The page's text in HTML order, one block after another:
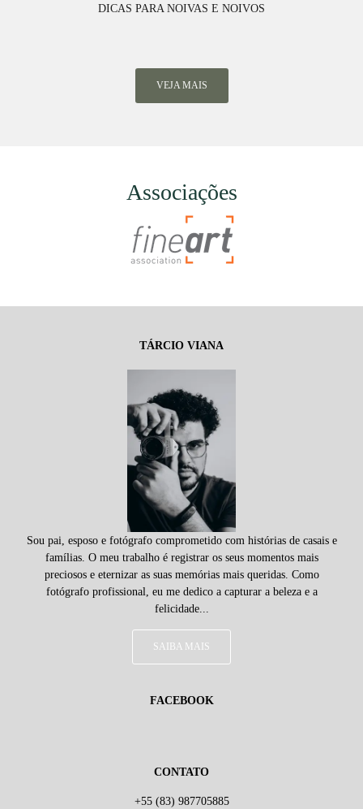
DICAS PARA NOIVAS E NOIVOS
VEJA MAIS
Associações
TÁRCIO VIANA
Sou pai, esposo e fotógrafo comprometido com histórias de casais e
famílias. O meu trabalho é registrar os seus momentos mais
preciosos e eternizar as suas memórias mais queridas. Como
fotógrafo profissional, eu me dedico a capturar a beleza e a
felicidade...
SAIBA MAIS
FACEBOOK
CONTATO
+55 (83) 987705885